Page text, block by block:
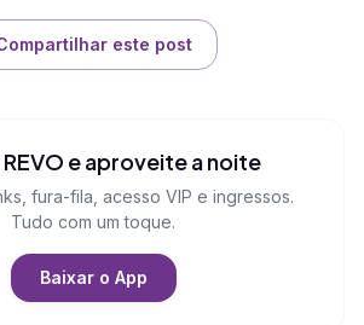
este post
REVO e aproveite a noite
fura-fila, acesso VIP e ingressos.
Tudo com um toque.
Baixar o App